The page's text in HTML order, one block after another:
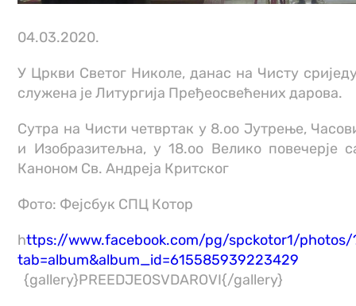
04.03.2020.
У Цркви Светог Николе, данас на Чисту
служена је Литургија Пређеосвећених дарова.
Сутра на Чисти четвртак у 8.оо Јутрење,
и Изобразитељна, у 18.оо Велико повечерје
Каноном Св. Андреја Критског
Фото: Фејсбук СПЦ Котор
https://www.facebook.com/pg/spckotor1/photos/
tab=album&album_id=615585939223429
{gallery}PREEDJEOSVDAROVI{/gallery}